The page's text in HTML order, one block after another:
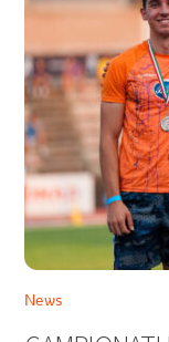
News